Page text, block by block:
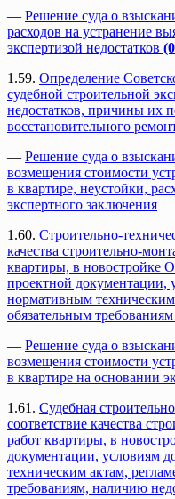
— Решение суда о
расходов на устранение
экспертизой недостатков
1.59. Определение
судебной строительной
недостатков, причины их
восстановительного
— Решение суда о
возмещения стоимости
в квартире, неустойки,
экспертного заключения
1.60. Строительно-
качества строительно-
квартиры, в новостройке
проектной документации,
нормативным
обязательным требованиям
— Решение суда о
возмещения стоимости
в квартире на основании
1.61. Судебная
соответствие качества
работ квартиры, в
документации, условиям
техническим актам,
требованиям, наличию